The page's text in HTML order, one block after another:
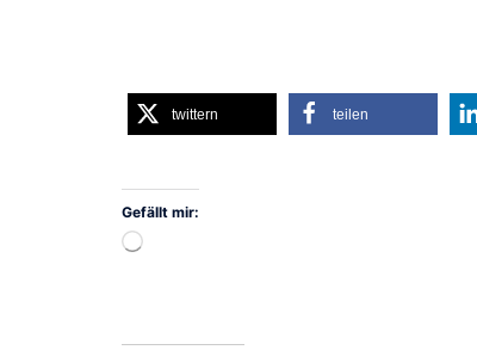
twittern teilen
Gefällt mir:
Wird